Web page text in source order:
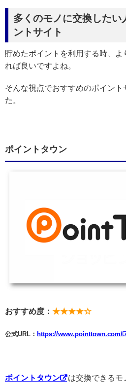
多くのモノに交換したい
ントサイト
貯めたポイントを利用する時、よ
れば良いですよね。
そんな視点でおすすめのポイント
た。
ポイントタウン
おすすめ度： ★★★★☆
公式URL： https://www.pointtown.com/
ポイントタウン
は交換できるモ